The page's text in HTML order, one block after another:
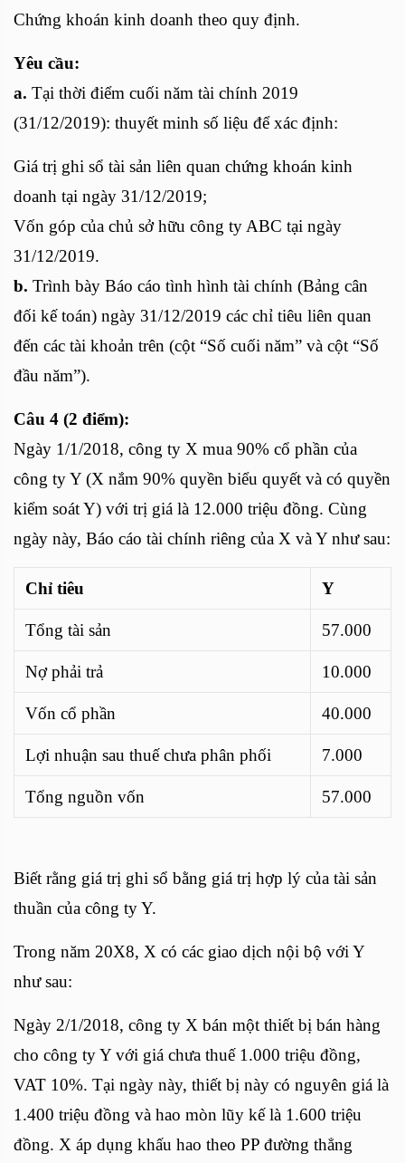
Chứng khoán kinh doanh theo quy định.
Yêu cầu:
a. Tại thời điểm cuối năm tài chính 2019
(31/12/2019): thuyết minh số liệu để xác định:
Giá trị ghi sổ tài sản liên quan chứng khoán kinh
doanh tại ngày 31/12/2019;
Vốn góp của chủ sở hữu công ty ABC tại ngày
31/12/2019.
b. Trình bày Báo cáo tình hình tài chính (Bảng cân
đối kế toán) ngày 31/12/2019 các chỉ tiêu liên quan
đến các tài khoản trên (cột “Số cuối năm” và cột “Số
đầu năm”).
Câu 4 (2 điểm):
Ngày 1/1/2018, công ty X mua 90% cổ phần của
công ty Y (X nắm 90% quyền biểu quyết và có quyền
kiểm soát Y) với trị giá là 12.000 triệu đồng. Cùng
ngày này, Báo cáo tài chính riêng của X và Y như sau:
Chỉ tiêu Y
Tổng tài sản 57.000
Nợ phải trả 10.000
Vốn cổ phần 40.000
Lợi nhuận sau thuế chưa phân phối 7.000
Tổng nguồn vốn 57.000
Biết rằng giá trị ghi sổ bằng giá trị hợp lý của tài sản
thuần của công ty Y.
Trong năm 20X8, X có các giao dịch nội bộ với Y
như sau:
Ngày 2/1/2018, công ty X bán một thiết bị bán hàng
cho công ty Y với giá chưa thuế 1.000 triệu đồng,
VAT 10%. Tại ngày này, thiết bị này có nguyên giá là
1.400 triệu đồng và hao mòn lũy kế là 1.600 triệu
đồng. X áp dụng khấu hao theo PP đường thẳng